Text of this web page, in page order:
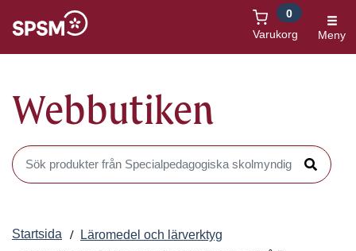
Varukorg
0
Meny
Webbutiken
Sök produkter i Webbutiken
Sök
Startsida
Läromedel och lärverktyg